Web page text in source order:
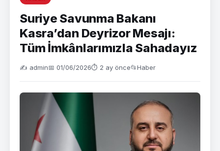
Suriye Savunma Bakanı
Kasra’dan Deyrizor Mesajı:
Tüm İmkânlarımızla Sahadayız
✍️ admin📅 01/06/2026⏱ 2 ay önce📂Haber